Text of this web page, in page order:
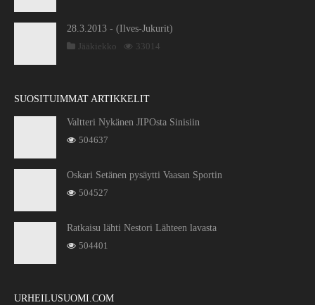
28.3.2013 - (Ilves-Jukurit)
Jääkiekko
33014
SUOSITUIMMAT ARTIKKELIT
Valtteri Nykänen JIPOsta Sinisiin
504637
Oskari Setänen pysäytti Vaasan Sportin
504527
Ratkaisu lähti Nestori Lähteen lavasta
504401
URHEILUSUOMI.COM